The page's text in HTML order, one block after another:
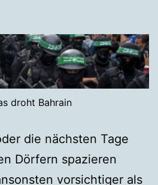
droht Bahrain
die nächsten Tage
Dörfern spazieren
vorsichtiger als